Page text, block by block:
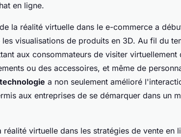
en ligne.
la réalité virtuelle dans le e-commerce a
visualisations de produits en 3D. Au fil du
aux consommateurs de visiter virtuellement
ou des accessoires, et même de
technologie a non seulement amélioré
aux entreprises de se démarquer dans un
virtuelle dans les stratégies de vente en